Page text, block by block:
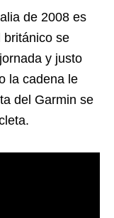
de 2008 es
británico se
y justo
la cadena le
del Garmin se